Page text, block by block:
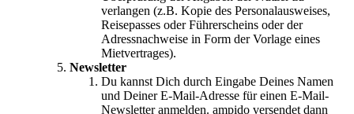
verlangen (z.B. Kopie des Personalausweises,
Reisepasses oder Führerscheins oder der
Adressnachweise in Form der Vorlage eines
Mietvertrages).
Newsletter
Du kannst Dich durch Eingabe Deines Namen
und Deiner E-Mail-Adresse für einen E-Mail-
Newsletter anmelden. ampido versendet dann